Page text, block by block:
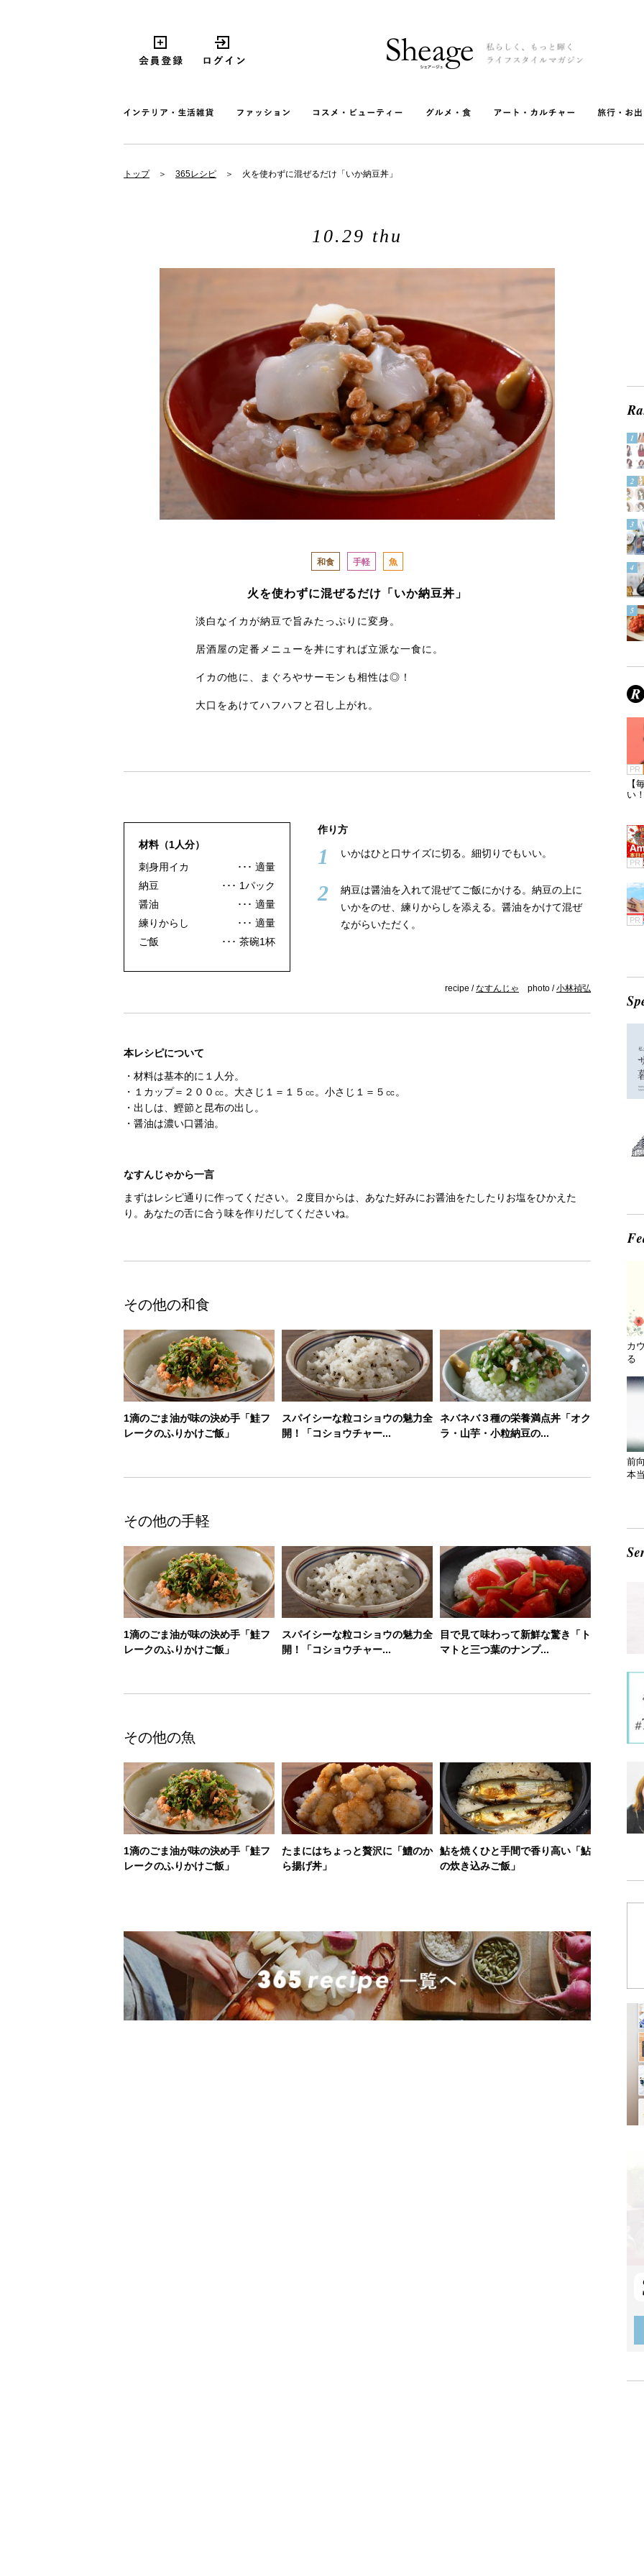
トップ 365レシピ 火を使わずに混ぜるだけ「いか納豆丼」
10.29 thu
和食 手軽 魚
火を使わずに混ぜるだけ「いか納豆丼」
淡白なイカが納豆で旨みたっぷりに変身。
居酒屋の定番メニューを丼にすれば立派な一食に。
イカの他に、まぐろやサーモンも相性は◎！
大口をあけてハフハフと召し上がれ。
材料（1人分）
刺身用イカ
適量
納豆
1パック
醤油
適量
練りからし
適量
ご飯
茶碗1杯
作り方
1 いかはひと口サイズに切る。細切りでもいい。
2
納豆は醤油を入れて混ぜてご飯にかける。納豆の上に
いかをのせ、練りからしを添える。醤油をかけて混ぜ
ながらいただく。
recipe /なすんじゃ photo /小林禎弘
本レシピについて
・材料は基本的に１人分。
・１カップ＝２００㏄。大さじ１＝１５㏄。小さじ１＝５㏄。
・出しは、鰹節と昆布の出し。
・醤油は濃い口醤油。
なすんじゃから一言
まずはレシピ通りに作ってください。２度目からは、あなた好みにお醤油をたしたりお塩をひかえた
り。あなたの舌に合う味を作りだしてくださいね。
その他の和食
1滴のごま油が味の決め手「鮭フ
レークのふりかけご飯」
スパイシーな粒コショウの魅力全
開！「コショウチャー...
ネバネバ３種の栄養満点丼「オク
ラ・山芋・小粒納豆の...
その他の手軽
1滴のごま油が味の決め手「鮭フ
レークのふりかけご飯」
スパイシーな粒コショウの魅力全
開！「コショウチャー...
目で見て味わって新鮮な驚き「ト
マトと三つ葉のナンプ...
その他の魚
1滴のごま油が味の決め手「鮭フ
レークのふりかけご飯」
たまにはちょっと贅沢に「鱧のか
ら揚げ丼」
鮎を焼くひと手間で香り高い「鮎
の炊き込みご飯」
PR
【
い
PR
PR
カ
る
前
本